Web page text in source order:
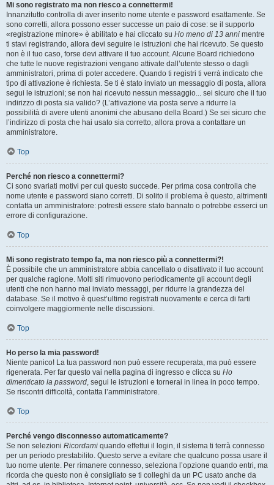
Mi sono registrato ma non riesco a connettermi!
Innanzitutto controlla di aver inserito nome utente e password esattamente. Se
sono corretti, allora possono esser successe un paio di cose: se il supporto
«registrazione minore» è abilitato e hai cliccato su Ho meno di 13 anni mentre
ti stavi registrando, allora devi seguire le istruzioni che hai ricevuto. Se questo
non è il tuo caso, forse devi attivare il tuo account. Alcune Board richiedono
che tutte le nuove registrazioni vengano attivate dall’utente stesso o dagli
amministratori, prima di poter accedere. Quando ti registri ti verrà indicato che
tipo di attivazione è richiesta. Se ti è stato inviato un messaggio di posta, allora
segui le istruzioni; se non hai ricevuto nessun messaggio... sei sicuro che il tuo
indirizzo di posta sia valido? (L’attivazione via posta serve a ridurre la
possibilità di avere utenti anonimi che abusano della Board.) Se sei sicuro che
l’indirizzo di posta che hai usato sia corretto, allora prova a contattare un
amministratore.
Top
Perché non riesco a connettermi?
Ci sono svariati motivi per cui questo succede. Per prima cosa controlla che
nome utente e password siano corretti. Di solito il problema è questo, altrimenti
contatta un amministratore: potresti essere stato bannato o potrebbe esserci un
errore di configurazione.
Top
Mi sono registrato tempo fa, ma non riesco più a connettermi?!
È possibile che un amministratore abbia cancellato o disattivato il tuo account
per qualche ragione. Molti siti rimuovono periodicamente gli account degli
utenti che non hanno mai inviato messaggi, per ridurre la grandezza del
database. Se il motivo è quest’ultimo registrati nuovamente e cerca di farti
coinvolgere maggiormente nelle discussioni.
Top
Ho perso la mia password!
Niente panico! La tua password non può essere recuperata, ma può essere
rigenerata. Per far questo vai nella pagina di ingresso e clicca su Ho
dimenticato la password, segui le istruzioni e tornerai in linea in poco tempo.
Se riscontri difficoltà, contatta l’amministratore.
Top
Perché vengo disconnesso automaticamente?
Se non selezioni Ricordami quando effettui il login, il sistema ti terrà connesso
per un periodo prestabilito. Questo serve a evitare che qualcuno possa usare il
tuo nome utente. Per rimanere connesso, seleziona l’opzione quando entri, ma
ricorda che questo non è consigliato se ti colleghi da un PC usato anche da